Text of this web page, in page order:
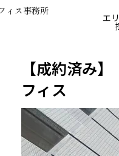
ィス事務所
エ
【成約済み】
フィス